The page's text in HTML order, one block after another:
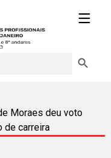
Moraes deu voto
de carreira